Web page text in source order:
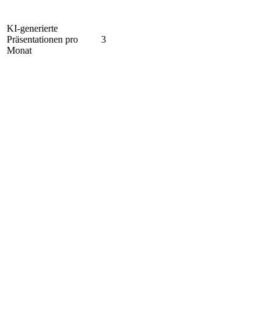
KI-generierte
Präsentationen pro
Monat
3